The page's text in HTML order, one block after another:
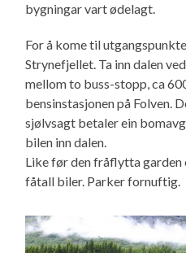
bygningar vart ødelagt.
For å kome til
Strynefjellet. Ta inn dalen
mellom to buss-stopp, ca
bensinstasjonen på Folven.
sjølvsagt betaler ein
bilen inn dalen.
Like før den fråflytta
fåtall biler. Parker fornuftig.